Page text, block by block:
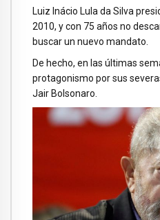
Luiz Inácio Lula da Silva
2010, y con 75 años no
buscar un nuevo mandato.
De hecho, en las últimas
protagonismo por sus
Jair Bolsonaro.